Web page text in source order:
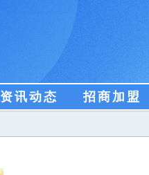
资讯动态 招商加盟